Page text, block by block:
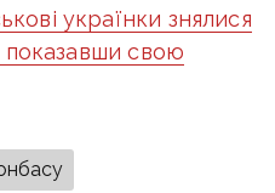
українки знялися
свою